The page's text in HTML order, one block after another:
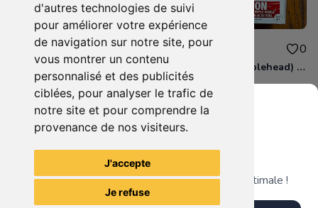
d'autres technologies de suivi
pour améliorer votre expérience
de navigation sur notre site, pour
vous montrer un contenu
personnalisé et des publicités
ciblées, pour analyser le trafic de
notre site et pour comprendre la
provenance de nos visiteurs.
J'accepte
Je refuse
7.00€ 1
Funko POP - Maléfique
2.50€ 0
Funko POP (Bobblehead) - Ultron
Voir tous les articles du vendeur
Grenier du Geek
Télécharge notre app pour une expérience optimale !